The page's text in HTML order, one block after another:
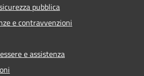
pubblica
e contravvenzioni
e assistenza